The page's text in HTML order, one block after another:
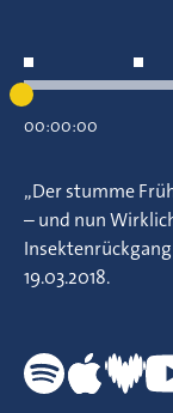
00:00:00
„Der stumme
– und nun
19.03.2018.